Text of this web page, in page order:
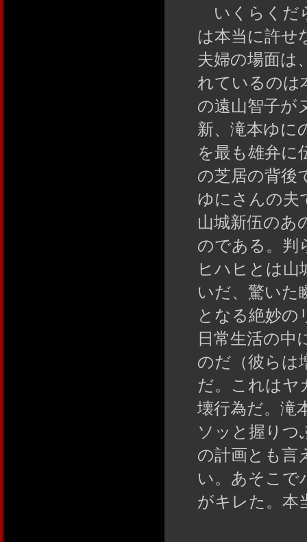
いくらくだ
は本当に許せ
夫婦の場面は
れているのは
の遠山智子が
新、滝本ゆに
を最も雄弁に
の芝居の背後
ゆにさんの夫
山城新伍のあ
のである。判
ヒハヒとは
いだ、驚いた
となる絶妙
日常生活の中
のだ（彼らは
だ。これはヤ
壊行為だ。滝
ソッと握り
の計画とも言
い。あそこで
がキレた。本